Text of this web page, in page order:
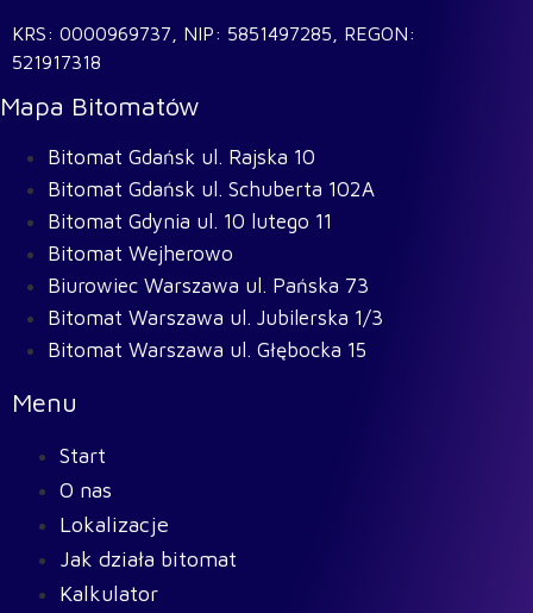
KRS: 0000969737, NIP: 5851497285, REGON:
521917318
Mapa Bitomatów
Bitomat Gdańsk ul. Rajska 10
Bitomat Gdańsk ul. Schuberta 102A
Bitomat Gdynia ul. 10 lutego 11
Bitomat Wejherowo
Biurowiec Warszawa ul. Pańska 73
Bitomat Warszawa ul. Jubilerska 1/3
Bitomat Warszawa ul. Głębocka 15
Menu
Start
O nas
Lokalizacje
Jak działa bitomat
Kalkulator